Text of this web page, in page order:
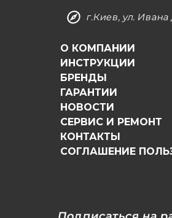
г.Киев, ул.
О КОМПАНИИ
ИНСТРУКЦИИ
БРЕНДЫ
ГАРАНТИИ
НОВОСТИ
СЕРВИС И РЕМОНТ
КОНТАКТЫ
СОГЛАШЕНИЕ